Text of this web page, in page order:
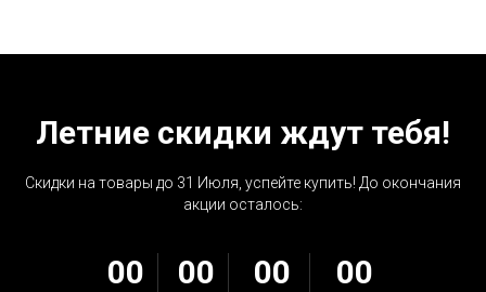
Летние скидки ждут тебя!
Скидки на товары до 31 Июля, успейте купить! До окончания
акции осталось:
00 00 00 00